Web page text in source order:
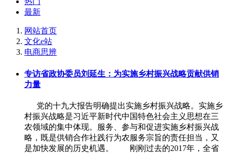
最新
网站首页
文化e站
电商思辨
专访省政协委员刘延生：为实施乡村振兴战略贡献供销
力量
党的十九大报告明确提出实施乡村振兴战略。实施乡
村振兴战略是习近平新时代中国特色社会主义思想在三
农领域的集中体现。服务、参与和促进实施乡村振兴战
略，既是供销合作社践行为农服务宗旨的责任担当，又
是加快发展的历史机遇。 刚刚过去的2017年，全省